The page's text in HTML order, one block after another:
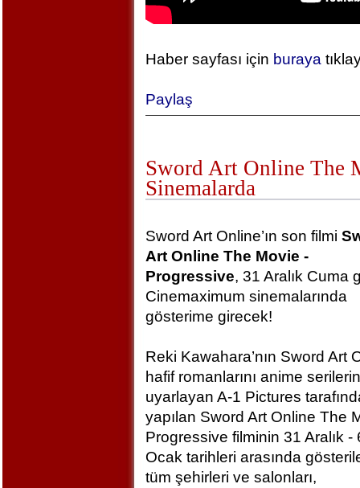
Haber sayfası için buraya
Paylaş
Sword Art Online The
Sinemalarda
Sword Art Online’ın son filmi
Art Online The Movie -
Progressive, 31 Aralık Cuma
Cinemaximum sinemalarında
gösterime girecek!
Reki Kawahara’nın Sword Art
hafif romanlarını anime
uyarlayan A-1 Pictures
yapılan Sword Art Online The
Progressive filminin 31 Aralık -
Ocak tarihleri arasında
tüm şehirleri ve salonları,